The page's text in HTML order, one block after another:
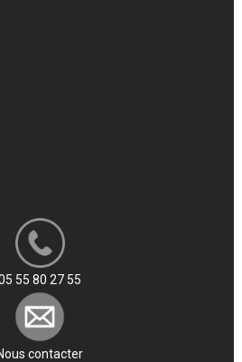
55 80 27 55
contacter